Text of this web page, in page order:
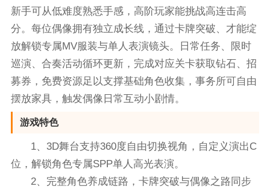
新手可从低难度熟悉手感，高阶玩家能挑战高连击高
分。每位偶像拥有独立成长线，通过卡牌突破、才能绽
放解锁专属MV服装与单人表演镜头。日常任务、限时
巡演、合奏活动循环更新，完成对应关卡获取钻石、招
募券，免费资源足以支撑基础角色收集，事务所可自由
摆放家具，触发偶像日常互动小剧情。
游戏特色
1、3D舞台支持360度自由切换视角，自定义演出C
位，解锁角色专属SPP单人高光表演。
2、完整角色养成链路，卡牌突破与偶像之路同步